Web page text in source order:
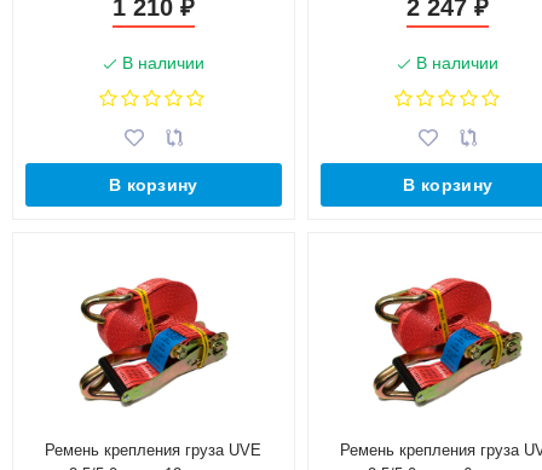
1 210 ₽
В наличии
В корзину
2 247₽
В наличии
В корзину
Ремень крепления груза UVE
Ремень крепления груза